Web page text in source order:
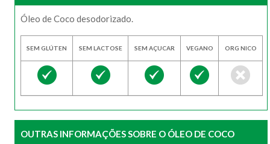
Óleo de Coco desodorizado.
SEM GLÚTEN SEM LACTOSE SEM AÇUCAR VEGANO ORG NICO
OUTRAS INFORMAÇÕES SOBRE O ÓLEO DE COCO